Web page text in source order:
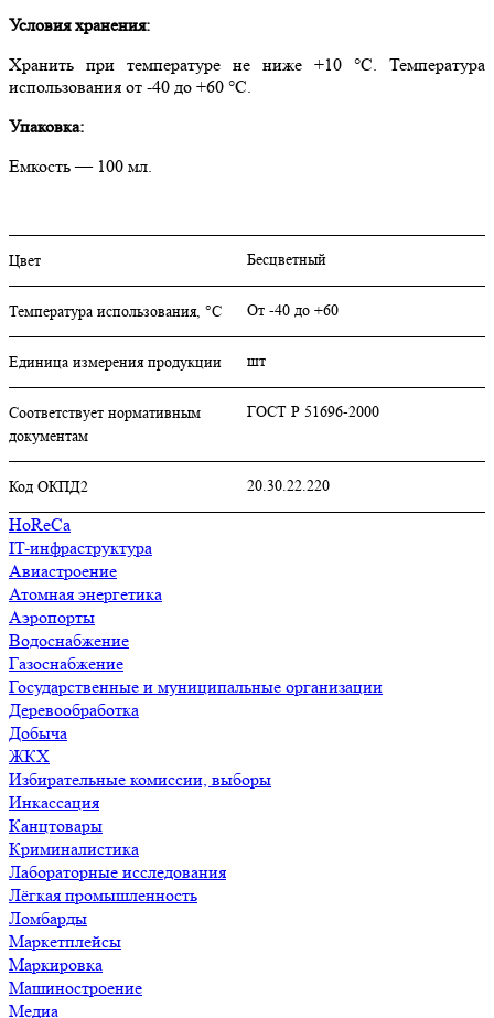
Условия хранения:
Хранить при температуре не ниже +10 °C. Температура
использования от -40 до +60 °C.
Упаковка:
Емкость — 100 мл.
Цвет Бесцветный
Температура использования, °C От -40 до +60
Единица измерения продукции шт
Соответствует нормативным
документам
ГОСТ Р 51696-2000
Код ОКПД2 20.30.22.220
HoReCa
IT-инфраструктура
Авиастроение
Атомная энергетика
Аэропорты
Водоснабжение
Газоснабжение
Государственные и муниципальные организации
Деревообработка
Добыча
ЖКХ
Избирательные комиссии, выборы
Инкассация
Канцтовары
Криминалистика
Лабораторные исследования
Лёгкая промышленность
Ломбарды
Маркетплейсы
Маркировка
Машиностроение
Медиа